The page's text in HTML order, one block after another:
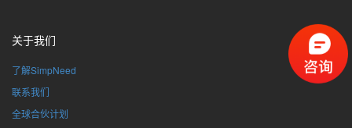
关于我们
了解SimpNeed
联系我们
全球合伙计划